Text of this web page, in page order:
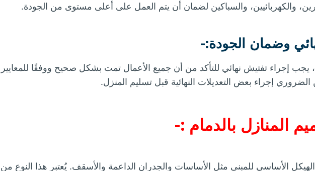
والكهربائيين، والسباكين لضمان أن يتم العمل على أعلى مستوى من الجودة.
يجب إجراء تفتيش نهائي للتأكد من أن جميع الأعمال تمت بشكل صحيح ووفقًا للمعايير
إجراء بعض التعديلات النهائية قبل تسليم المنزل.
المنازل بالدمام :-
الأساسي للمبنى مثل الأساسات والجدران الداعمة والأسقف. يُعتبر هذا النوع من